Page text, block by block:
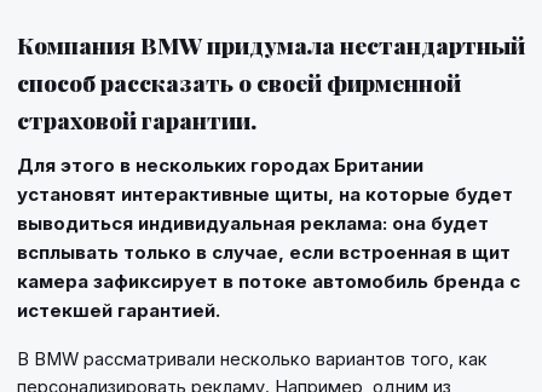
Компания BMW придумала нестандартный
способ рассказать о своей фирменной
страховой гарантии.
Для этого в нескольких городах Британии
установят интерактивные щиты, на которые будет
выводиться индивидуальная реклама: она будет
всплывать только в случае, если встроенная в щит
камера зафиксирует в потоке автомобиль бренда с
истекшей гарантией.
В BMW рассматривали несколько вариантов того, как
персонализировать рекламу. Например, одним из